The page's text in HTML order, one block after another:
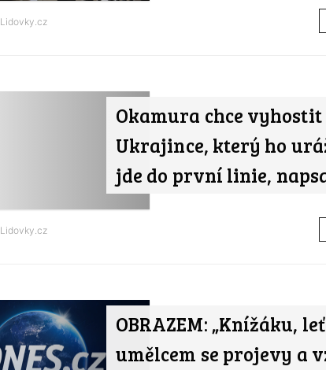
Lidovky.cz
Okamura chce vyhostit
Ukrajince, který ho
jde do první linie,
Lidovky.cz
OBRAZEM: „Knížáku,
umělcem se projevy a